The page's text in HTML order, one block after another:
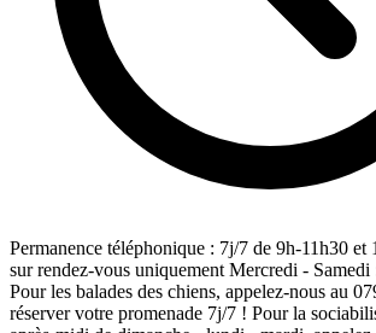
Permanence téléphonique : 7j/7 de 9h-11h30
sur rendez-vous uniquement Mercredi -
Pour les balades des chiens, appelez-nous au
réserver votre promenade 7j/7 ! Pour la